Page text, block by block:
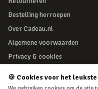
Bestelling herroepen
Over Cadeau.nl
Algemene voorwaarden
Privacy & cookies
VEILIG BETALEN
🍪 Cookies voor het